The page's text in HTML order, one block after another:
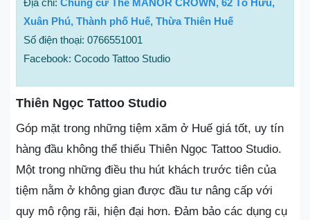
Địa chỉ: Chung cư The MANOR CROWN, 62 Tố Hữu,
Xuân Phú, Thành phố Huế, Thừa Thiên Huế
Số điện thoại: 0766551001
Facebook: Cocodo Tattoo Studio
Thiên Ngọc Tattoo Studio
Góp mặt trong những tiệm xăm ở Huế giá tốt, uy tín
hàng đầu không thể thiếu Thiên Ngọc Tattoo Studio.
Một trong những điều thu hút khách trước tiên của
tiệm nằm ở không gian được đầu tư nâng cấp với
quy mô rộng rãi, hiện đại hơn. Đảm bảo các dụng cụ